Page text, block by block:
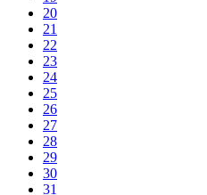
20
21
22
23
24
25
26
27
28
29
30
31